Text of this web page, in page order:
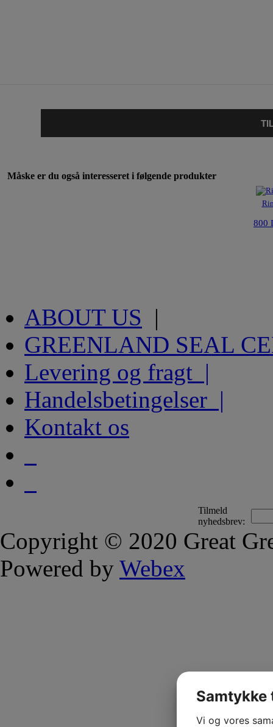
Måske er du også interesseret i følgende produkter
800
ABOUT US |
GREENLAND SEAL
Levering og fragt |
Handelsbetingelser |
Kontakt os
Tilmeld
nyhedsbrev:
Copyright © 2020 Great
Powered by Webex
Vi og vores